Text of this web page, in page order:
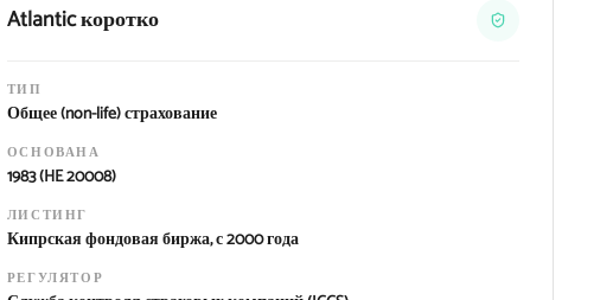
Atlantic коротко
ТИП
Общее (non-life) страхование
ОСНОВАНА
1983 (HE 20008)
ЛИСТИНГ
Кипрская фондовая биржа, с 2000 года
РЕГУЛЯТОР